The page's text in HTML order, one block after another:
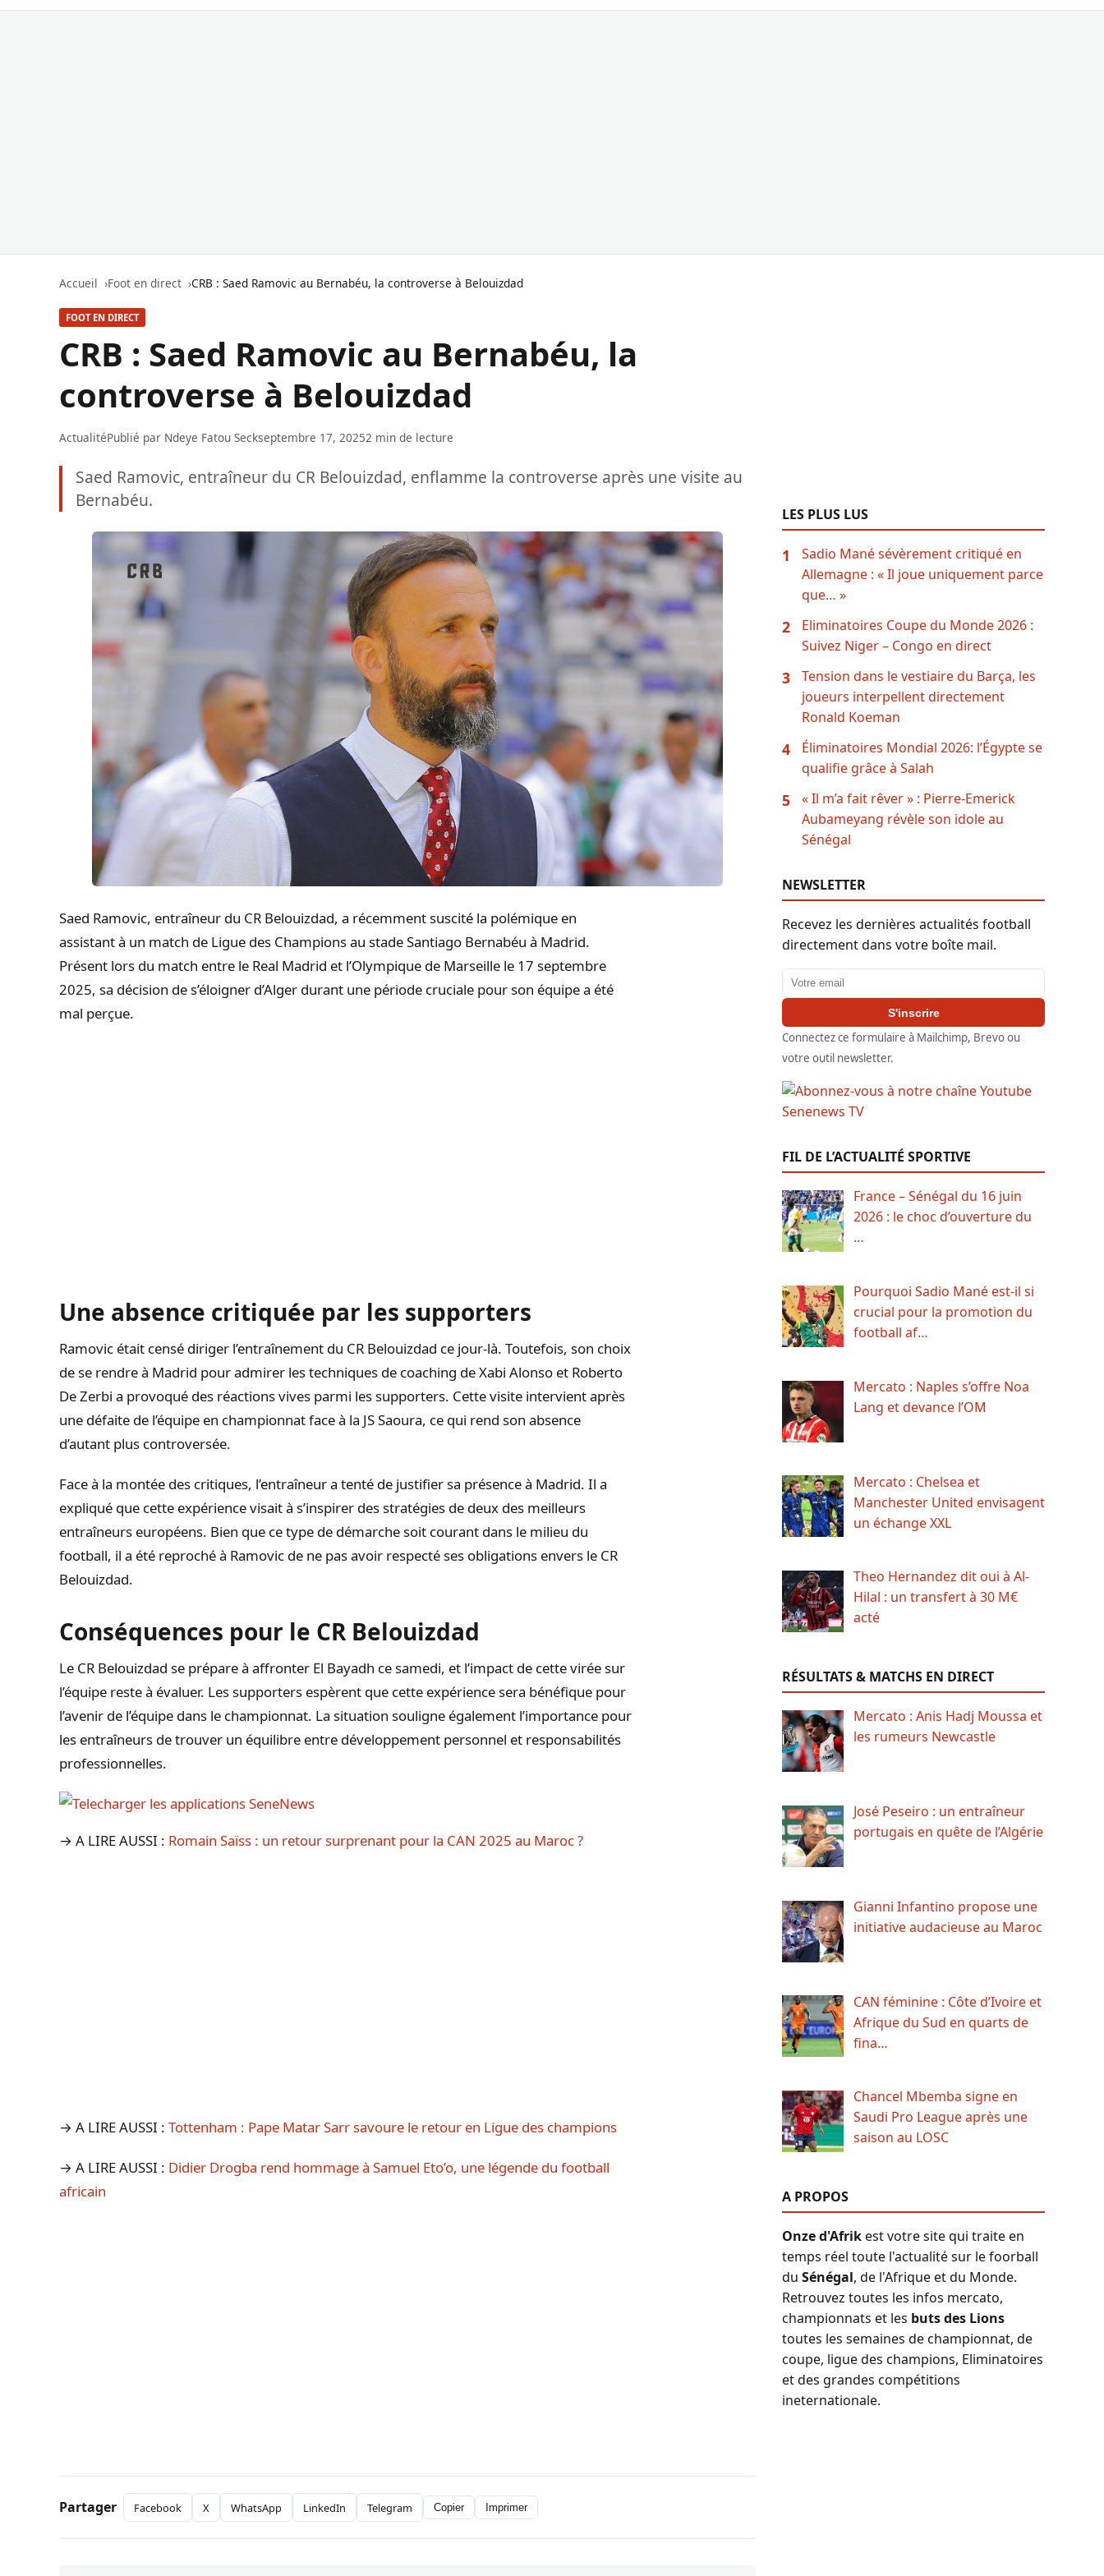
Accueil Foot en direct CRB : Saed Ramovic au Bernabéu, la controverse à Belouizdad
FOOT EN DIRECT
CRB : Saed Ramovic au Bernabéu, la
controverse à Belouizdad
ActualitéPublié par Ndeye Fatou Seckseptembre 17, 20252 min de lecture
Saed Ramovic, entraîneur du CR Belouizdad, enflamme la controverse après une visite au
Bernabéu.
Saed Ramovic, entraîneur du CR Belouizdad, a récemment suscité la polémique en
assistant à un match de Ligue des Champions au stade Santiago Bernabéu à Madrid.
Présent lors du match entre le Real Madrid et l’Olympique de Marseille le 17 septembre
2025, sa décision de s’éloigner d’Alger durant une période cruciale pour son équipe a été
mal perçue.
Une absence critiquée par les supporters
Ramovic était censé diriger l’entraînement du CR Belouizdad ce jour-là. Toutefois, son choix
de se rendre à Madrid pour admirer les techniques de coaching de Xabi Alonso et Roberto
De Zerbi a provoqué des réactions vives parmi les supporters. Cette visite intervient après
une défaite de l’équipe en championnat face à la JS Saoura, ce qui rend son absence
d’autant plus controversée.
Face à la montée des critiques, l’entraîneur a tenté de justifier sa présence à Madrid. Il a
expliqué que cette expérience visait à s’inspirer des stratégies de deux des meilleurs
entraîneurs européens. Bien que ce type de démarche soit courant dans le milieu du
football, il a été reproché à Ramovic de ne pas avoir respecté ses obligations envers le CR
Belouizdad.
Conséquences pour le CR Belouizdad
Le CR Belouizdad se prépare à affronter El Bayadh ce samedi, et l’impact de cette virée sur
l’équipe reste à évaluer. Les supporters espèrent que cette expérience sera bénéfique pour
l’avenir de l’équipe dans le championnat. La situation souligne également l’importance pour
les entraîneurs de trouver un équilibre entre développement personnel et responsabilités
professionnelles.
→ A LIRE AUSSI : Romain Saïss : un retour surprenant pour la CAN 2025 au Maroc ?
→ A LIRE AUSSI : Tottenham : Pape Matar Sarr savoure le retour en Ligue des champions
→ A LIRE AUSSI : Didier Drogba rend hommage à Samuel Eto’o, une légende du football
africain
Partager Facebook X WhatsApp LinkedIn Telegram Copier Imprimer
LES PLUS LUS
1
Sadio Mané sévèrement critiqué en
Allemagne : « Il joue uniquement parce
que… »
2
Eliminatoires Coupe du Monde 2026 :
Suivez Niger – Congo en direct
3
Tension dans le vestiaire du Barça, les
joueurs interpellent directement
Ronald Koeman
4
Éliminatoires Mondial 2026: l’Égypte se
qualifie grâce à Salah
5
« Il m’a fait rêver » : Pierre-Emerick
Aubameyang révèle son idole au
Sénégal
NEWSLETTER
Recevez les dernières actualités football
directement dans votre boîte mail.
Adresse email
S'inscrire
Connectez ce formulaire à Mailchimp, Brevo ou
votre outil newsletter.
FIL DE L’ACTUALITÉ SPORTIVE
France – Sénégal du 16 juin
2026 : le choc d’ouverture du
…
Pourquoi Sadio Mané est-il si
crucial pour la promotion du
football af…
Mercato : Naples s’offre Noa
Lang et devance l’OM
Mercato : Chelsea et
Manchester United envisagent
un échange XXL
Theo Hernandez dit oui à Al-
Hilal : un transfert à 30 M€
acté
RÉSULTATS & MATCHS EN DIRECT
Mercato : Anis Hadj Moussa et
les rumeurs Newcastle
José Peseiro : un entraîneur
portugais en quête de l’Algérie
Gianni Infantino propose une
initiative audacieuse au Maroc
CAN féminine : Côte d’Ivoire et
Afrique du Sud en quarts de
fina…
Chancel Mbemba signe en
Saudi Pro League après une
saison au LOSC
A PROPOS
Onze d'Afrikest votre site qui traite en
temps réel toute l'actualité sur le foorball
du Sénégal, de l'Afrique et du Monde.
Retrouvez toutes les infos mercato,
championnats et les buts des Lions
toutes les semaines de championnat, de
coupe, ligue des champions, Eliminatoires
et des grandes compétitions
ineternationale.